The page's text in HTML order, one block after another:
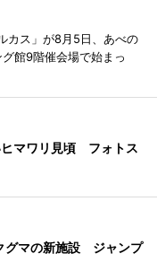
カス」が8月5日、あべの
館9階催会場で始まっ
マワリ見頃 フォトス
グマの新施設 ジャンプ